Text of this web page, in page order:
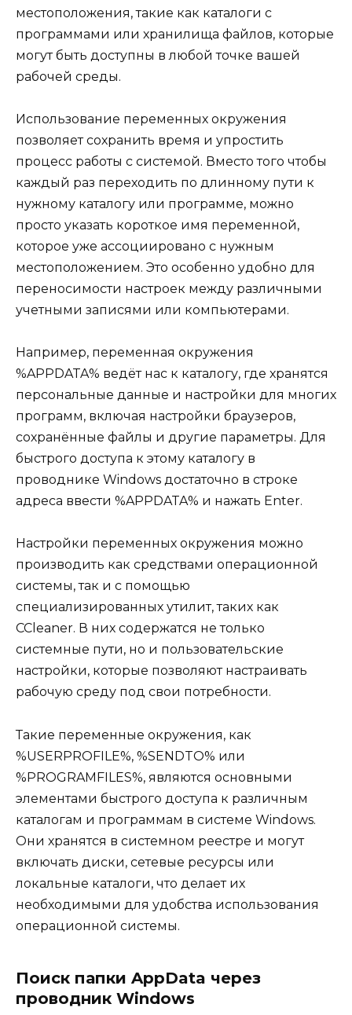
местоположения, такие как каталоги с
программами или хранилища файлов, которые
могут быть доступны в любой точке вашей
рабочей среды.
Использование переменных окружения
позволяет сохранить время и упростить
процесс работы с системой. Вместо того чтобы
каждый раз переходить по длинному пути к
нужному каталогу или программе, можно
просто указать короткое имя переменной,
которое уже ассоциировано с нужным
местоположением. Это особенно удобно для
переносимости настроек между различными
учетными записями или компьютерами.
Например, переменная окружения
%APPDATA% ведёт нас к каталогу, где хранятся
персональные данные и настройки для многих
программ, включая настройки браузеров,
сохранённые файлы и другие параметры. Для
быстрого доступа к этому каталогу в
проводнике Windows достаточно в строке
адреса ввести %APPDATA% и нажать Enter.
Настройки переменных окружения можно
производить как средствами операционной
системы, так и с помощью
специализированных утилит, таких как
CCleaner. В них содержатся не только
системные пути, но и пользовательские
настройки, которые позволяют настраивать
рабочую среду под свои потребности.
Такие переменные окружения, как
%USERPROFILE%, %SENDTO% или
%PROGRAMFILES%, являются основными
элементами быстрого доступа к различным
каталогам и программам в системе Windows.
Они хранятся в системном реестре и могут
включать диски, сетевые ресурсы или
локальные каталоги, что делает их
необходимыми для удобства использования
операционной системы.
Поиск папки AppData через
проводник Windows